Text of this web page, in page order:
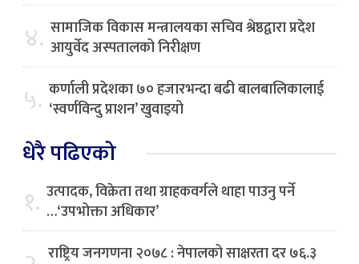
४. सामाजिक विकास मन्त्रालयका सचिव श्रेष्ठद्वारा प्रदेश
आयुर्वेद अस्पतालको निरीक्षण
५. कर्णाली प्रदेशका ७० हजारभन्दा बढी बालबालिकालाई
‘स्वर्णविन्दु प्राशन’ खुवाइयो
धेरै पढिएको
१. उत्पादक, विक्रेता तथा ग्राहकवर्गले थाहा पाउनु पर्ने
…‘उपभोक्ता अधिकार’
राष्ट्रिय जनगणना २०७८ : नेपालको साक्षरता दर ७६.३